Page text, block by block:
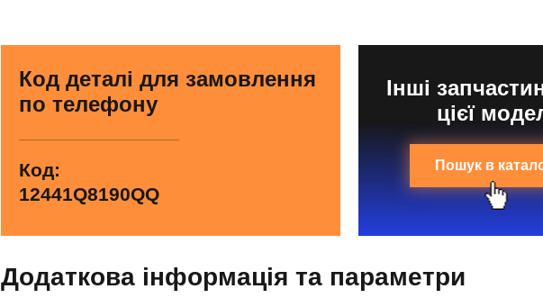
Код деталі для замовлення
по телефону
Код:
12441Q8190QQ
Інші
цієї
Пошук в
Додаткова інформація та параметри